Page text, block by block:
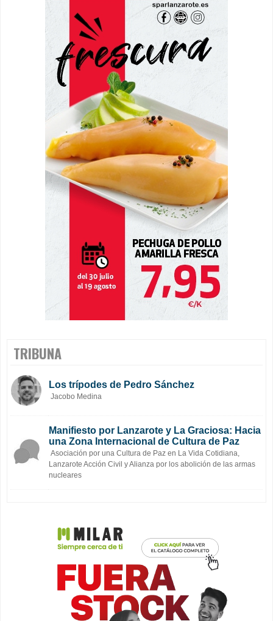
TRIBUNA
Los trípodes de Pedro Sánchez
Jacobo Medina
Manifiesto por Lanzarote y La Graciosa: Hacia
una Zona Internacional de Cultura de Paz
Asociación por una Cultura de Paz en La Vida Cotidiana,
Lanzarote Acción Civil y Alianza por los abolición de las armas
nucleares